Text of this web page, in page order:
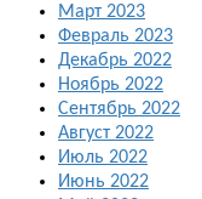
Март 2023
Февраль 2023
Декабрь 2022
Ноябрь 2022
Сентябрь 2022
Август 2022
Июль 2022
Июнь 2022